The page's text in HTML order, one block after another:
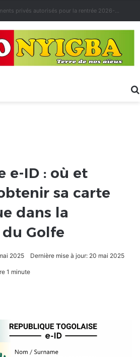
Made in Togo 2026 : un bilan positif qui prépare le terrain pour la Foire Internationale de Lomé
e-ID : où et
sa carte
dans la
Golfe
2025 Dernière mise à jour: 20 mai 2025
1 minute